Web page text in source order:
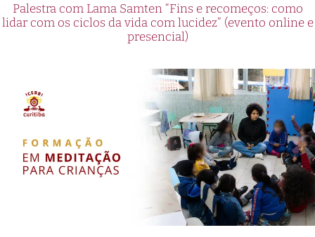
Palestra com Lama Samten “Fins e recomeços: como
lidar com os ciclos da vida com lucidez” (evento online e
presencial)